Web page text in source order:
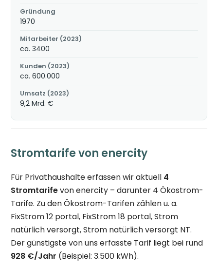
Gründung
1970
Mitarbeiter (2023)
ca. 3400
Kunden (2023)
ca. 600.000
Umsatz (2023)
9,2 Mrd. €
Stromtarife von enercity
Für Privathaushalte erfassen wir aktuell 4
Stromtarifevon enercity – darunter 4 Ökostrom-
Tarife. Zu den Ökostrom-Tarifen zählen u. a.
FixStrom 12 portal, FixStrom 18 portal, Strom
natürlich versorgt, Strom natürlich versorgt NT.
Der günstigste von uns erfasste Tarif liegt bei rund
928 €/Jahr (Beispiel: 3.500 kWh).